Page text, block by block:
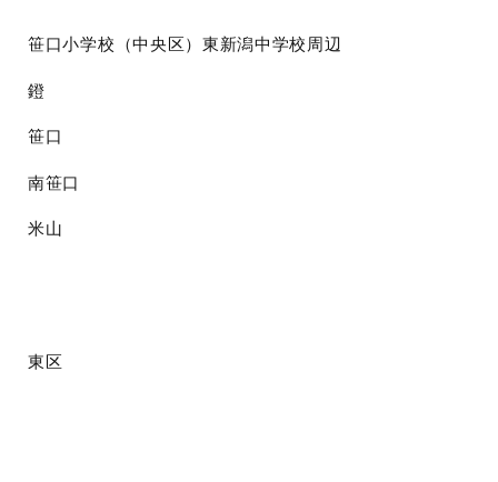
笹口小学校（中央区）東新潟中学校周辺
鐙
笹口
南笹口
米山
東区